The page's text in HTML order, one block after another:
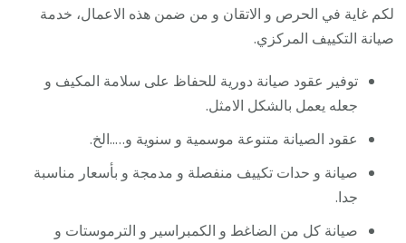
لكم غاية في الحرص و الاتقان و من ضمن هذه الاعمال، خدمة
صيانة التكييف المركزي.
توفير عقود صيانة دورية للحفاظ على سلامة المكيف و
جعله يعمل بالشكل الامثل.
عقود الصيانة متنوعة موسمية و سنوية و…..الخ.
صيانة و حدات تكييف منفصلة و مدمجة و بأسعار مناسبة
جدا.
صيانة كل من الضاغط و الكمبراسير و الترموستات و